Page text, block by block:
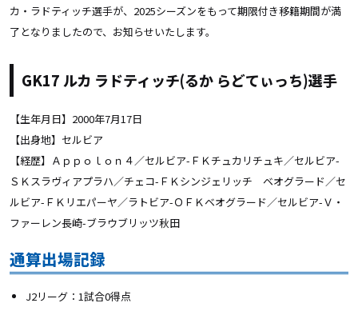
カ・ラドティッチ選手が、2025シーズンをもって期限付き移籍期間が満
了となりましたので、お知らせいたします。
GK17 ルカ ラドティッチ(るか らどてぃっち)選手
【生年月日】2000年7月17日
【出身地】セルビア
【経歴】 Ａｐｐｏｌｏｎ４／セルビア-ＦＫチュカリチュキ／セルビア-
ＳＫスラヴィアプラハ／チェコ-ＦＫシンジェリッチ ベオグラード／セ
ルビア-ＦＫリエパーヤ／ラトビア-ＯＦＫベオグラード／セルビア-Ｖ・
ファーレン長崎-ブラウブリッツ秋田
通算出場記録
J2リーグ：1試合0得点